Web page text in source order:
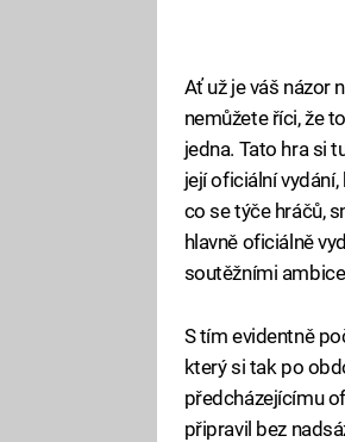
Ať už je váš názor
nemůžete říci, že
jedna. Tato hra si
její oficiální
co se týče hráčů,
hlavně oficiálně
soutěžními
S tím evidentně
který si tak po
předcházejícímu
připravil bez